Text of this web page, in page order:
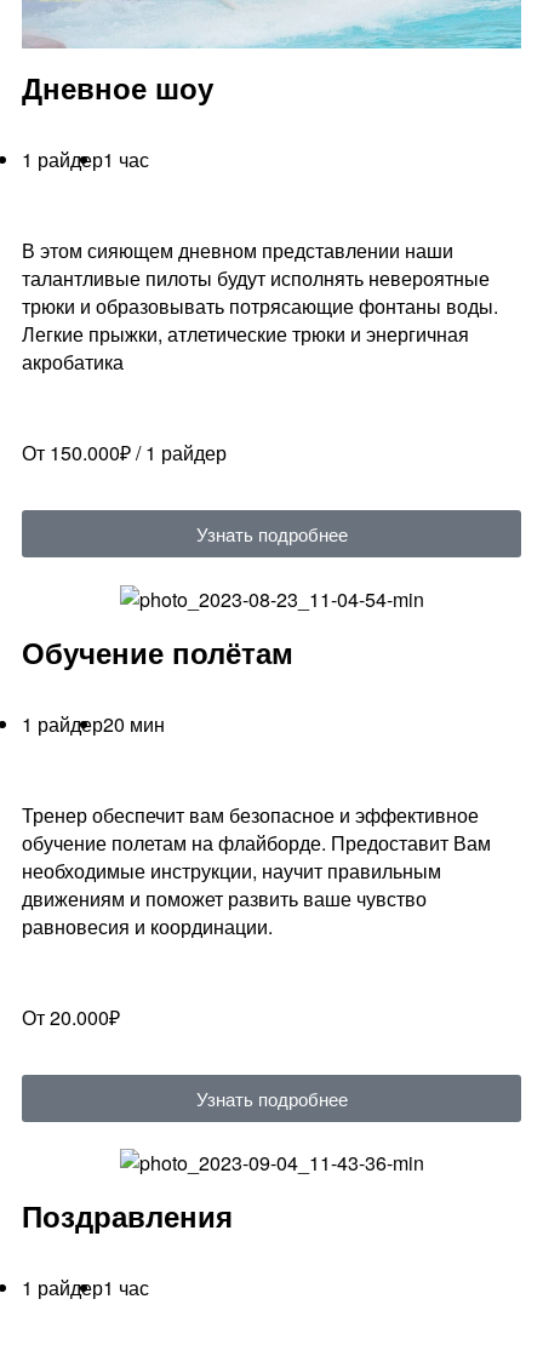
Дневное шоу
1 райдер1 час
В этом сияющем дневном представлении наши
талантливые пилоты будут исполнять невероятные
трюки и образовывать потрясающие фонтаны воды.
Легкие прыжки, атлетические трюки и энергичная
акробатика
От 150.000₽ / 1 райдер
Узнать подробнее
Обучение полётам
1 райдер20 мин
Тренер обеспечит вам безопасное и эффективное
обучение полетам на флайборде. Предоставит Вам
необходимые инструкции, научит правильным
движениям и поможет развить ваше чувство
равновесия и координации.
От 20.000₽
Узнать подробнее
Поздравления
1 райдер1 час